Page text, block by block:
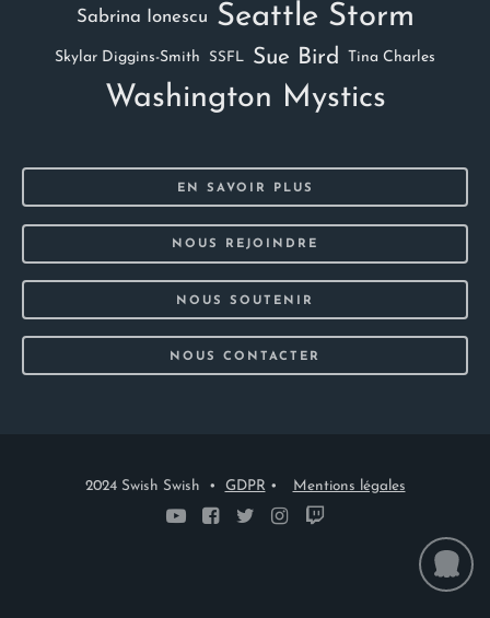
Sabrina Ionescu Seattle Storm
Skylar Diggins-Smith SSFL Sue Bird Tina Charles
Washington Mystics
EN SAVOIR PLUS
NOUS REJOINDRE
NOUS SOUTENIR
NOUS CONTACTER
2024 Swish Swish • GDPR • Mentions légales